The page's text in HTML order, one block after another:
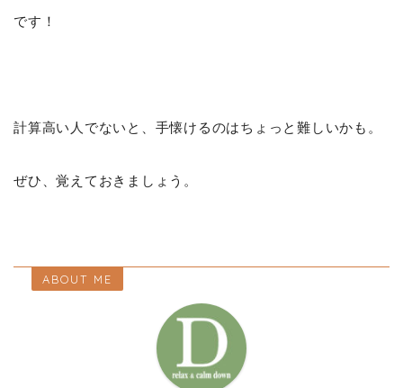
です！
計算高い人でないと、手懐けるのはちょっと難しいかも。
ぜひ、覚えておきましょう。
ABOUT ME